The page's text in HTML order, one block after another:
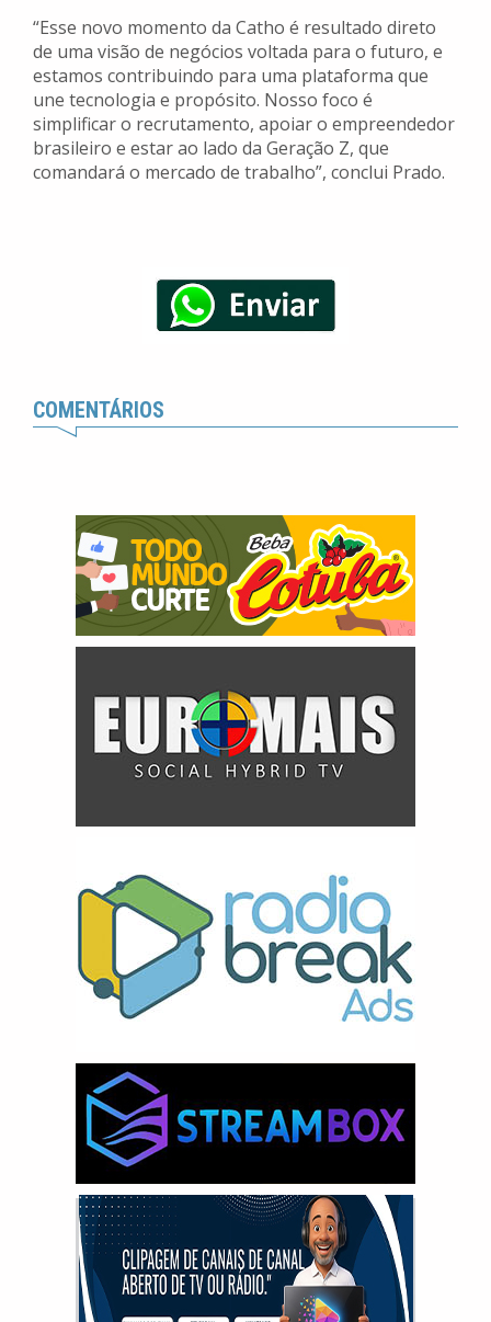
“Esse novo momento da Catho é resultado direto
de uma visão de negócios voltada para o futuro, e
estamos contribuindo para uma plataforma que
une tecnologia e propósito. Nosso foco é
simplificar o recrutamento, apoiar o empreendedor
brasileiro e estar ao lado da Geração Z, que
comandará o mercado de trabalho”, conclui Prado.
COMENTÁRIOS